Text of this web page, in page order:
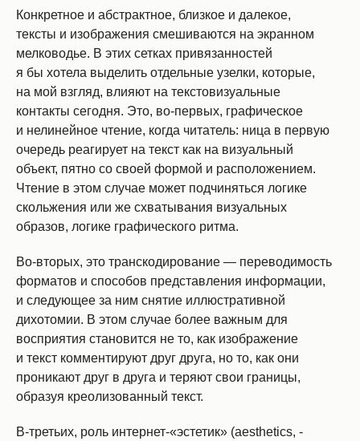
Конкретное и абстрактное, близкое и далекое,
тексты и изображения смешиваются на экранном
мелководье. В этих сетках привязанностей
я бы хотела выделить отдельные узелки, которые,
на мой взгляд, влияют на текстовизуальные
контакты сегодня. Это, во-первых, графическое
и нелинейное чтение, когда читатель: ница в первую
очередь реагирует на текст как на визуальный
объект, пятно со своей формой и расположением.
Чтение в этом случае может подчиняться логике
скольжения или же схватывания визуальных
образов, логике графического ритма.
Во-вторых, это транскодирование — переводимость
форматов и способов представления информации,
и следующее за ним снятие иллюстративной
дихотомии. В этом случае более важным для
восприятия становится не то, как изображение
и текст комментируют друг друга, но то, как они
проникают друг в друга и теряют свои границы,
образуя креолизованный текст.
В-третьих, роль интернет-«эстетик» (aesthetics, -